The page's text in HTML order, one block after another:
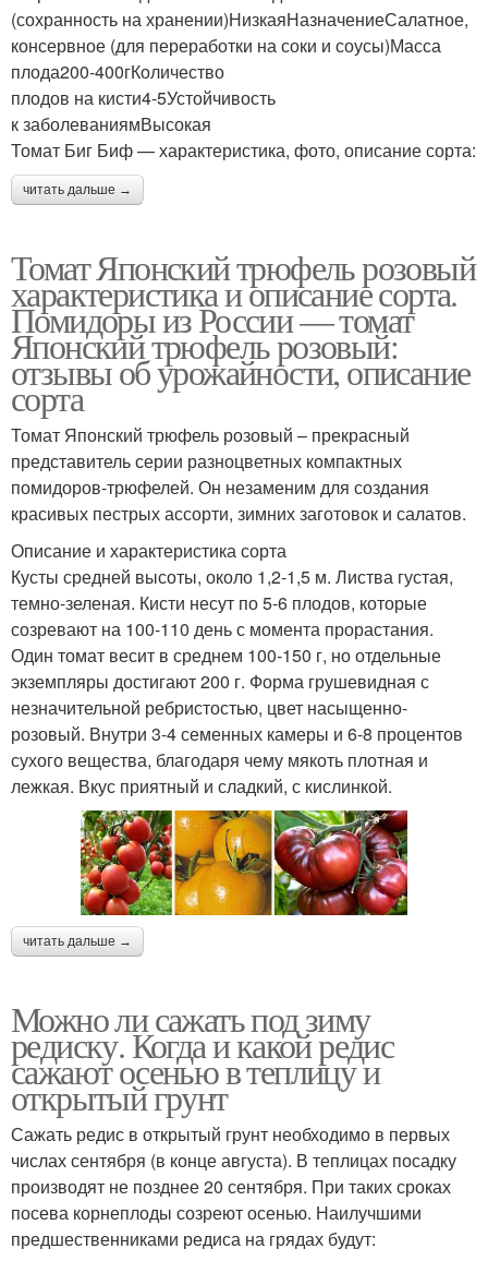
(сохранность на хранении)НизкаяНазначениеСалатное,
консервное (для переработки на соки и соусы)Масса
плода200-400гКоличество
плодов на кисти4-5Устойчивость
к заболеваниямВысокая
Томат Биг Биф — характеристика, фото, описание сорта:
читать дальше →
Томат Японский трюфель розовый
характеристика и описание сорта.
Помидоры из России — томат
Японский трюфель розовый:
отзывы об урожайности, описание
сорта
Томат Японский трюфель розовый – прекрасный
представитель серии разноцветных компактных
помидоров-трюфелей. Он незаменим для создания
красивых пестрых ассорти, зимних заготовок и салатов.
Описание и характеристика сорта
Кусты средней высоты, около 1,2-1,5 м. Листва густая,
темно-зеленая. Кисти несут по 5-6 плодов, которые
созревают на 100-110 день с момента прорастания.
Один томат весит в среднем 100-150 г, но отдельные
экземпляры достигают 200 г. Форма грушевидная с
незначительной ребристостью, цвет насыщенно-
розовый. Внутри 3-4 семенных камеры и 6-8 процентов
сухого вещества, благодаря чему мякоть плотная и
лежкая. Вкус приятный и сладкий, с кислинкой.
читать дальше →
Можно ли сажать под зиму
редиску. Когда и какой редис
сажают осенью в теплицу и
открытый грунт
Сажать редис в открытый грунт необходимо в первых
числах сентября (в конце августа). В теплицах посадку
производят не позднее 20 сентября. При таких сроках
посева корнеплоды созреют осенью. Наилучшими
предшественниками редиса на грядах будут: